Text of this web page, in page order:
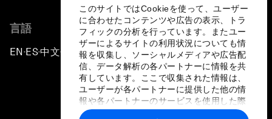
このサイトではCookieを使って、ユーザー
に合わせたコンテンツや広告の表示、トラ
フィックの分析を行っています。またユー
ザーによるサイトの利用状況についても情
報を収集し、ソーシャルメディアや広告配
信、データ解析の各パートナーに情報を共
有しています。ここで収集された情報は、
ユーザーが各パートナーに提供した他の情
報や各パートナーのサービスを使用した際
に収集された情報と組み合わされ、各パー
言語
EN ▪ES▪中文▪ 日本語